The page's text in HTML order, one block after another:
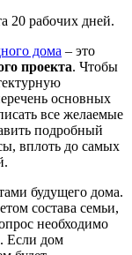
20 рабочих дней.
дома – это
проекта. Чтобы
основных
все желаемые
подробный
вплоть до самых
будущего дома.
состава семьи,
необходимо
Если дом